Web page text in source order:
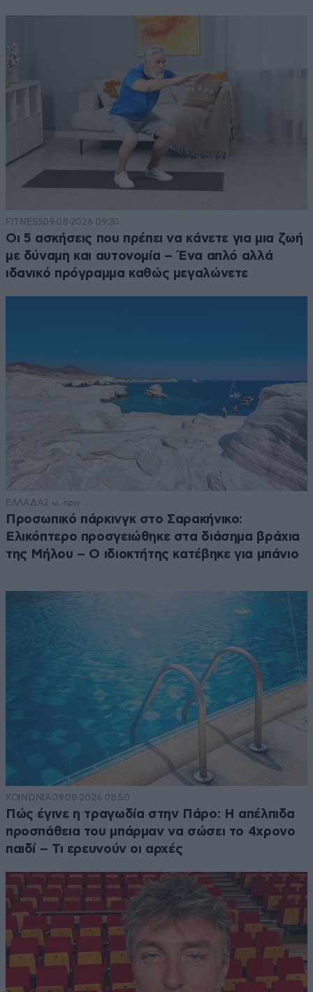
FITNESS09·08·2026 09:30
Οι 5 ασκήσεις που πρέπει να κάνετε για μια ζωή
με δύναμη και αυτονομία – Ένα απλό αλλά
ιδανικό πρόγραμμα καθώς μεγαλώνετε
ΕΛΛΑΔΑ2 ω. πριν
Προσωπικό πάρκινγκ στο Σαρακήνικο:
Ελικόπτερο προσγειώθηκε στα διάσημα βράχια
της Μήλου – Ο ιδιοκτήτης κατέβηκε για μπάνιο
ΚΟΙΝΩΝΙΑ09·08·2026 08:50
Πώς έγινε η τραγωδία στην Πάρο: Η απέλπιδα
προσπάθεια του μπάρμαν να σώσει το 4χρονο
παιδί – Τι ερευνούν οι αρχές